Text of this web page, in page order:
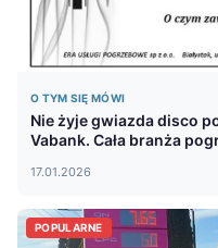
O TYM SIĘ MÓWI
Nie żyje gwiazda disco
Vabank. Cała branża
17.01.2026
POPULARNE